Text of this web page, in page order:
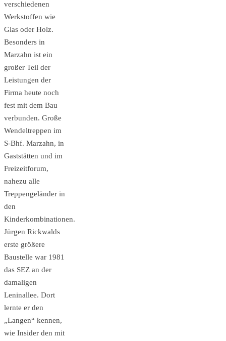
verschiedenen
Werkstoffen wie
Glas oder Holz.
Besonders in
Marzahn ist ein
großer Teil der
Leistungen der
Firma heute noch
fest mit dem Bau
verbunden. Große
Wendeltreppen im
S-Bhf. Marzahn, in
Gaststätten und im
Freizeitforum,
nahezu alle
Treppengeländer in
den
Kinderkombinationen.
Jürgen Rickwalds
erste größere
Baustelle war 1981
das SEZ an der
damaligen
Leninallee. Dort
lernte er den
„Langen“ kennen,
wie Insider den mit